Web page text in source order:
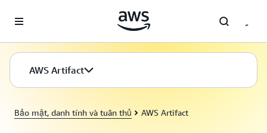
AWS Artifact
Bảo mật, danh tính và tuân thủ AWS Artifact